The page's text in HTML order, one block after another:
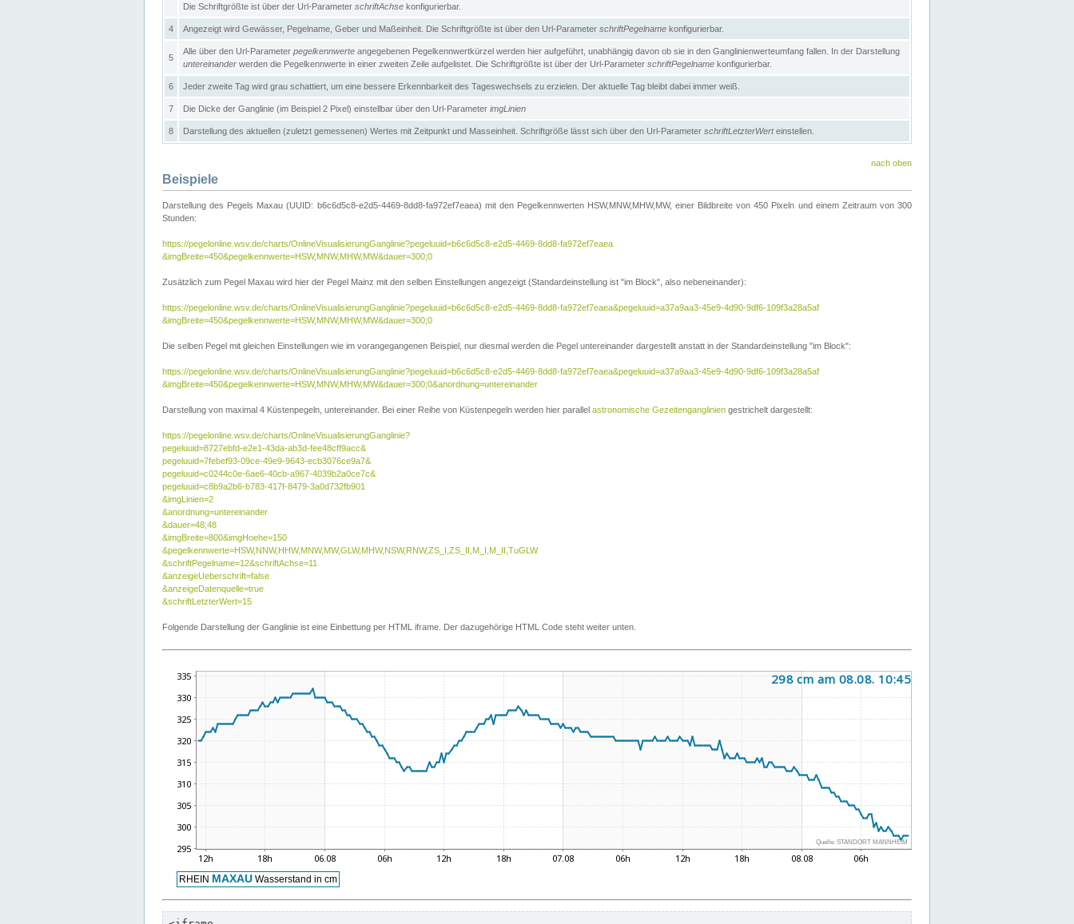
Die Schriftgrößte ist über der Url-Parameter schriftAchse konfigurierbar.
4 Angezeigt wird Gewässer, Pegelname, Geber und Maßeinheit. Die Schriftgrößte ist über den Url-Parameter schriftPegelname konfigurierbar.
5
Alle über den Url-Parameter pegelkennwerte angegebenen Pegelkennwertkürzel werden hier aufgeführt, unabhängig davon ob sie in den Ganglinienwerteumfang fallen. In der Darstellung
untereinander werden die Pegelkennwerte in einer zweiten Zeile aufgelistet. Die Schriftgrößte ist über der Url-Parameter schriftPegelname konfigurierbar.
6 Jeder zweite Tag wird grau schattiert, um eine bessere Erkennbarkeit des Tageswechsels zu erzielen. Der aktuelle Tag bleibt dabei immer weiß.
7 Die Dicke der Ganglinie (im Beispiel 2 Pixel) einstellbar über den Url-Parameter imgLinien
8 Darstellung des aktuellen (zuletzt gemessenen) Wertes mit Zeitpunkt und Masseinheit. Schriftgröße lässt sich über den Url-Parameter schriftLetzterWerteinstellen.
nach oben
Beispiele
Darstellung des Pegels Maxau (UUID: b6c6d5c8-e2d5-4469-8dd8-fa972ef7eaea) mit den Pegelkennwerten HSW,MNW,MHW,MW, einer Bildbreite von 450 Pixeln und einem Zeitraum von 300
Stunden:
https://pegelonline.wsv.de/charts/OnlineVisualisierungGanglinie?pegeluuid=b6c6d5c8-e2d5-4469-8dd8-fa972ef7eaea
&imgBreite=450&pegelkennwerte=HSW,MNW,MHW,MW&dauer=300;0
Zusätzlich zum Pegel Maxau wird hier der Pegel Mainz mit den selben Einstellungen angezeigt (Standardeinstellung ist "im Block", also nebeneinander):
https://pegelonline.wsv.de/charts/OnlineVisualisierungGanglinie?pegeluuid=b6c6d5c8-e2d5-4469-8dd8-fa972ef7eaea&pegeluuid=a37a9aa3-45e9-4d90-9df6-109f3a28a5af
&imgBreite=450&pegelkennwerte=HSW,MNW,MHW,MW&dauer=300;0
Die selben Pegel mit gleichen Einstellungen wie im vorangegangenen Beispiel, nur diesmal werden die Pegel untereinander dargestellt anstatt in der Standardeinstellung "im Block":
https://pegelonline.wsv.de/charts/OnlineVisualisierungGanglinie?pegeluuid=b6c6d5c8-e2d5-4469-8dd8-fa972ef7eaea&pegeluuid=a37a9aa3-45e9-4d90-9df6-109f3a28a5af
&imgBreite=450&pegelkennwerte=HSW,MNW,MHW,MW&dauer=300;0&anordnung=untereinander
Darstellung von maximal 4 Küstenpegeln, untereinander. Bei einer Reihe von Küstenpegeln werden hier parallel astronomische Gezeitenganglinien gestrichelt dargestellt:
https://pegelonline.wsv.de/charts/OnlineVisualisierungGanglinie?
pegeluuid=8727ebfd-e2e1-43da-ab3d-fee48cff9acc&
pegeluuid=7febef93-09ce-49e9-9643-ecb3076ce9a7&
pegeluuid=c0244c0e-6ae6-40cb-a967-4039b2a0ce7c&
pegeluuid=c8b9a2b6-b783-417f-8479-3a0d732fb901
&imgLinien=2
&anordnung=untereinander
&dauer=48;48
&imgBreite=800&imgHoehe=150
&pegelkennwerte=HSW,NNW,HHW,MNW,MW,GLW,MHW,NSW,RNW,ZS_I,ZS_II,M_I,M_II,TuGLW
&schriftPegelname=12&schriftAchse=11
&anzeigeUeberschrift=false
&anzeigeDatenquelle=true
&schriftLetzterWert=15
Folgende Darstellung der Ganglinie ist eine Einbettung per HTML iframe. Der dazugehörige HTML Code steht weiter unten.